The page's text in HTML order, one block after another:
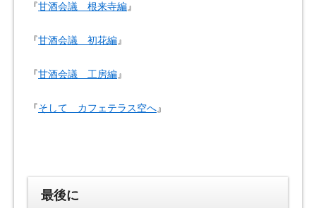
『甘酒会議 根来寺編』
『甘酒会議 初花編』
『甘酒会議 工房編』
『そして カフェテラス空へ』
最後に